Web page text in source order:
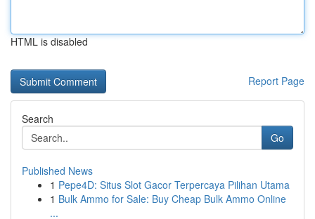
HTML is disabled
Report Page
Search
Go
Published News
1 Pepe4D: Situs Slot Gacor Terpercaya Pilihan Utama
1 Bulk Ammo for Sale: Buy Cheap Bulk Ammo Online
...